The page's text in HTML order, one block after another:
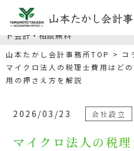
マイクロ法人の税理士費用はど
の押さえ方を解説｜難波の税理
ド会計・相談無料
山本たかし会計事務所TOP コ
マイクロ法人の税理士費用はど
用の押さえ方を解説
2026/03/23 会社設立
マイクロ法人の税